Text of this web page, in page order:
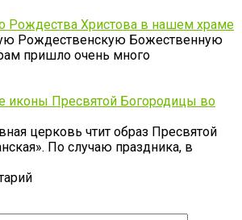
Рождества Христова в нашем храме
Рождественскую Божественную
пришло очень много
иконы Пресвятой Богородицы во
церковь чтит образ Пресвятой
По случаю праздника, в